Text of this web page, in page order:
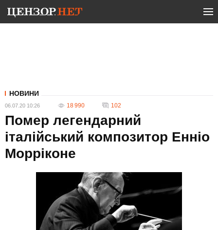
НОВИНИ
06.07.20 10:26 18 990 102
Помер легендарний
італійський композитор Енніо
Морріконе